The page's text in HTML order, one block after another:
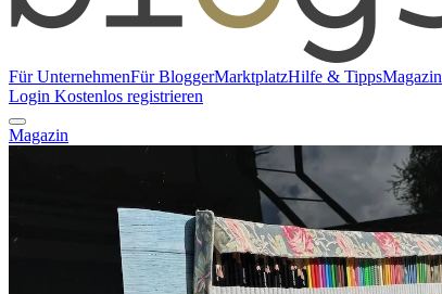
Für UnternehmenFür BloggerMarktplatzHilfe & TippsMagazin
Login Kostenlos registrieren
Magazin